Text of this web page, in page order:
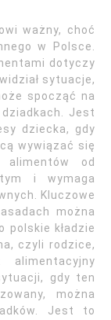
ważny, choć
w Polsce.
dotyczy
sytuacje,
spocząć na
Jest
dziecka, gdy
wywiązać się
alimentów od
i wymaga
Kluczowe
można
polskie kładzie
czyli rodzice,
gdy ten
można
Jest to